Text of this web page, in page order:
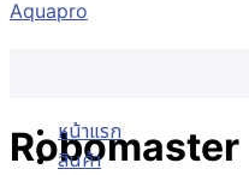
Aquapro
หน้าแรก
สินค้า
Robomaster
Robomaster